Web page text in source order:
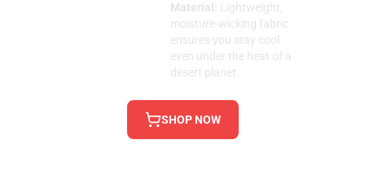
Material: Lightweight,
moisture-wicking fabric
ensures you stay cool
even under the heat of a
desert planet.
SHOP NOW